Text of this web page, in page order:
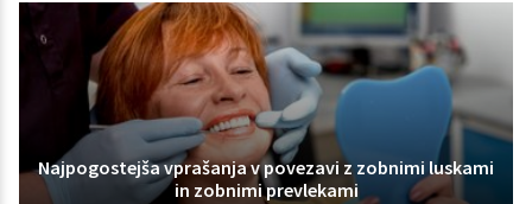
Najpogostejša vprašanja v povezavi z zobnimi luskami
in zobnimi prevlekami